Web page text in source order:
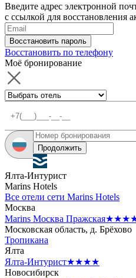
Введите адрес электронной
с ссылкой для восстановления
Восстановить пароль
Восстановить по телефону
Моё бронирование
Продолжить
Ялта-Интурист
Marins Hotels
Все отели сети Marins Hotels
Москва
Marins Москва Пражская
Московская область, д. Брёхово
Тропикана
Ялта
Ялта-Интурист★★★★
Новосибирск